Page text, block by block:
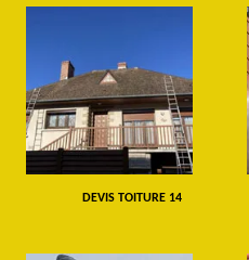
DEVIS TOITURE 14